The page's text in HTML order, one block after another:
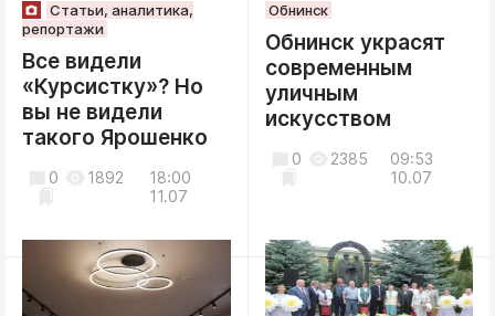
Статьи, аналитика,
репортажи
Все видели
«Курсистку»? Но
вы не видели
такого Ярошенко
18:00
11.07
0 1892
Обнинск
Обнинск украсят
современным
уличным
искусством
09:53
10.07
0 2385